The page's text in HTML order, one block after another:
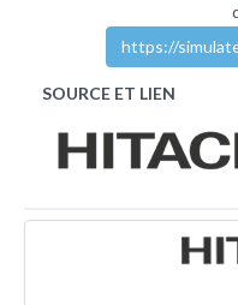
https://
SOURCE ET LIEN